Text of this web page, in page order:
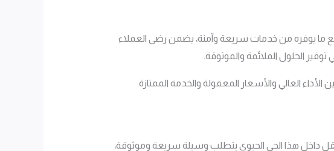
ما يوفره من خدمات سريعة وآمنة، يضمن رضى العملاء
الحلول الملائمة والموثوقة.
العالي والأسعار المعقولة والخدمة الممتازة.
داخل هذا الحي الحيوي يتطلب وسيلة سريعة وموثوقة،